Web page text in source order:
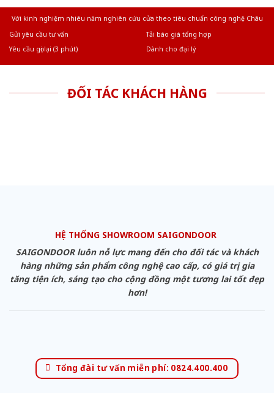
Với kinh nghiệm nhiêu năm nghiên cứu cửa theo tiêu chuẩn công nghệ Châu
Gửi yêu cầu tư vấn
Tải báo giá tổng hợp
Yêu cầu gọi lại (3 phút)
Dành cho đại lý
ĐỐI TÁC KHÁCH HÀNG
HỆ THỐNG SHOWROOM SAIGONDOOR
SAIGONDOOR luôn nỗ lực mang đến cho đối tác và khách
hàng những sản phẩm công nghệ cao cấp, có giá trị gia
tăng tiện ích, sáng tạo cho cộng đồng một tương lai tốt đẹp
hơn!
Tổng đài tư vấn miễn phí: 0824.400.400